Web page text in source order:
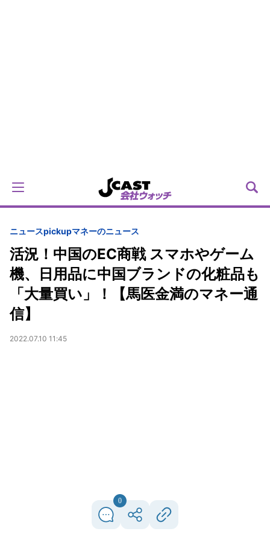
ニュースpickupマネーのニュース
活況！中国のEC商戦 スマホやゲーム
機、日用品に中国ブランドの化粧品も
「大量買い」！【馬医金満のマネー通
信】
2022.07.10 11:45
0